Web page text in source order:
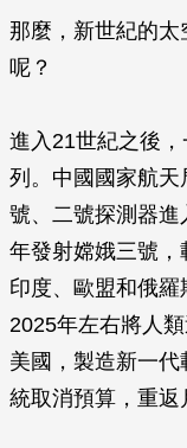
那麼，新世紀的
呢？
進入21世紀之後
列。中國國家航
號、二號探測器
年發射嫦娥三號，
印度、歐盟和俄
2025年左右將人
美國，製造新一
統取消預算，重返